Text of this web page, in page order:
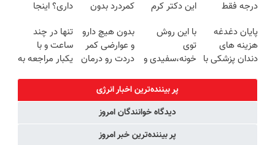
درجه فقط
🔥 پرداخت
درب منزل
این دکتر کرم
روزه ساخت!
کمردرد بدون
داری؟ اینجا
بفروش
پایان دغدغه
هزینه های
دندان پزشکی با
با این روش
توی
خونه،سفیدی و
برگردون
(40%off)
بدون هیچ دارو
و عوارضی کمر
دردت رو درمان
(پرسش‌نامه)
تنها در چند
ساعت و با
یکبار مراجعه به
پر بیننده‌ترین اخبار انرژی
دیدگاه خوانندگان امروز
پر بیننده‌ترین خبر امروز